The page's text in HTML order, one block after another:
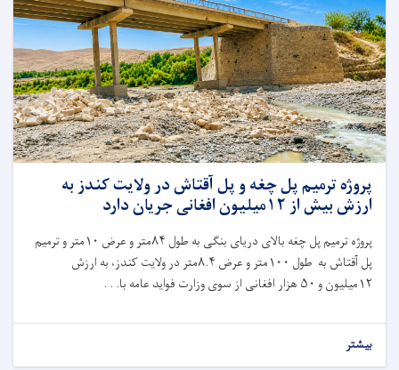
پروژه ترمیم پل چغه و پل آقتاش در ولایت کندز به
ارزش بیش از ۱۲میلیون افغانی جریان دارد
پروژه ترمیم پل چغه بالای دریای بنگی به طول ۸۴متر و عرض ۱۰متر و ترمیم
پل آقتاش به طول ۱۰۰متر و عرض ۸.۴متر در ولایت کندز، به ارزش
۱۲میلیون و ۵۰ هزار افغانی از سوی وزارت فواید عامه با. . .
بیشتر